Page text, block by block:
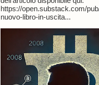
https://open.substack.com/
nuovo-libro-in-uscita...